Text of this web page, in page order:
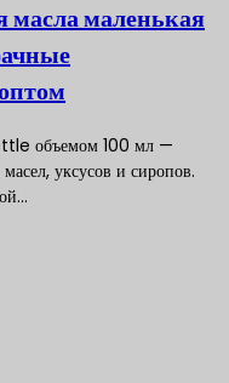
масла маленькая
объемом 100 мл —
уксусов и сиропов.